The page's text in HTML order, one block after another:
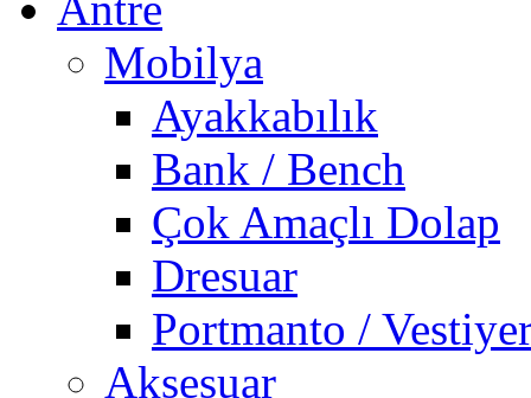
Mobilya
Ayakkabılık
Bank / Bench
Çok Amaçlı Dolap
Dresuar
Portmanto /
Aksesuar